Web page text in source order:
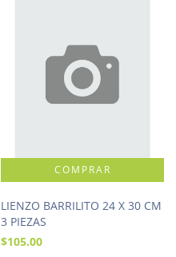
LIENZO BARRILITO 24 X 30 CM
3 PIEZAS
$105.00